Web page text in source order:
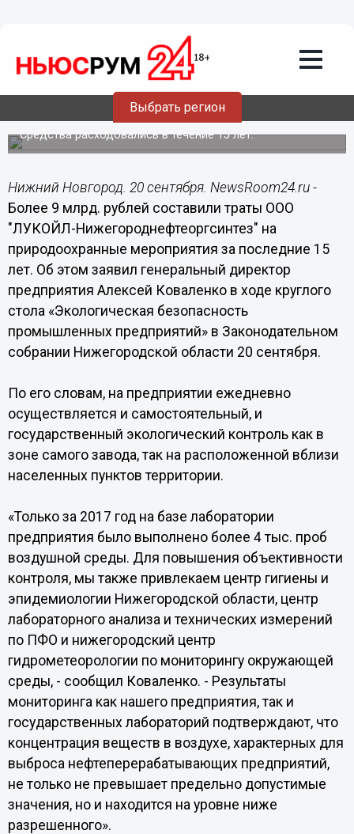
Выбрать регион
Более 9 млрд. рублей составили траты
ООО «ЛУКОЙЛ-
Нижегороднефтеоргсинтез» на
природоохранные мероприятия
Средства расходовались в течение 15 лет.
Нижний Новгород. 20 сентября. NewsRoom24.ru -
Более 9 млрд. рублей составили траты ООО
"ЛУКОЙЛ-Нижегороднефтеоргсинтез" на
природоохранные мероприятия за последние 15
лет. Об этом заявил генеральный директор
предприятия Алексей Коваленко в ходе круглого
стола «Экологическая безопасность
промышленных предприятий» в Законодательном
собрании Нижегородской области 20 сентября.
По его словам, на предприятии ежедневно
осуществляется и самостоятельный, и
государственный экологический контроль как в
зоне самого завода, так на расположенной вблизи
населенных пунктов территории.
«Только за 2017 год на базе лаборатории
предприятия было выполнено более 4 тыс. проб
воздушной среды. Для повышения объективности
контроля, мы также привлекаем центр гигиены и
эпидемиологии Нижегородской области, центр
лабораторного анализа и технических измерений
по ПФО и нижегородский центр
гидрометеорологии по мониторингу окружающей
среды, - сообщил Коваленко. - Результаты
мониторинга как нашего предприятия, так и
государственных лабораторий подтверждают, что
концентрация веществ в воздухе, характерных для
выброса нефтеперерабатывающих предприятий,
не только не превышает предельно допустимые
значения, но и находится на уровне ниже
разрешенного».